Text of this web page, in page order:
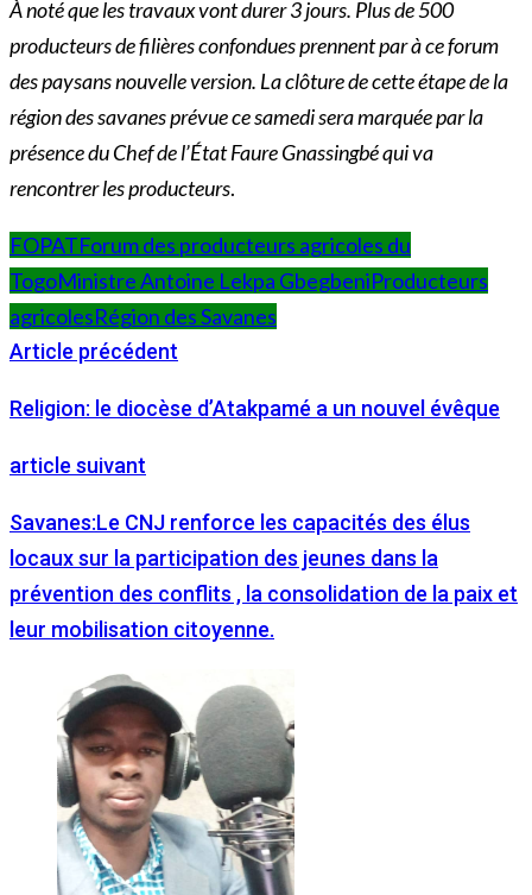
À noté que les travaux vont durer 3 jours. Plus de 500
producteurs de filières confondues prennent par à ce forum
des paysans nouvelle version. La clôture de cette étape de la
région des savanes prévue ce samedi sera marquée par la
présence du Chef de l’État Faure Gnassingbé qui va
rencontrer les producteurs.
FOPATForum des producteurs agricoles du
TogoMinistre Antoine Lekpa GbegbeniProducteurs
agricolesRégion des Savanes
Article précédent
Religion: le diocèse d’Atakpamé a un nouvel évêque
article suivant
Savanes:Le CNJ renforce les capacités des élus
locaux sur la participation des jeunes dans la
prévention des conflits , la consolidation de la paix et
leur mobilisation citoyenne.